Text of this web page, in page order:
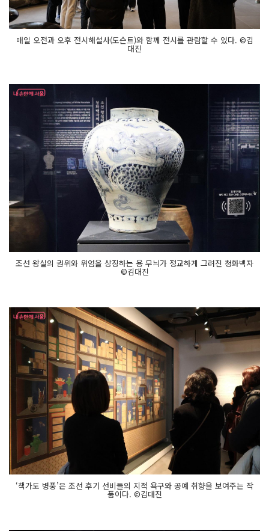
매일 오전과 오후 전시해설사(도슨트)와 함께 전시를 관람할 수 있다. ©김
대진
조선 왕실의 권위와 위엄을 상징하는 용 무늬가 정교하게 그려진 청화백자
©김대진
‘책가도 병풍’은 조선 후기 선비들의 지적 욕구와 공예 취향을 보여주는 작
품이다. ©김대진